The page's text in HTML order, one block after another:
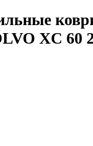
XC 60